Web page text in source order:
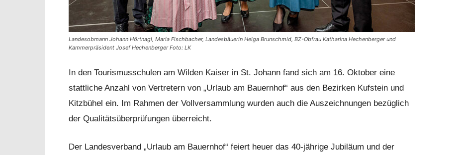
Landesobmann Johann Hörtnagl, Maria Fischbacher, Landesbäuerin Helga Brunschmid, BZ-Obfrau Katharina Hechenberger und
Kammerpräsident Josef Hechenberger Foto: LK
In den Tourismusschulen am Wilden Kaiser in St. Johann fand sich am 16. Oktober eine
stattliche Anzahl von Vertretern von „Urlaub am Bauernhof“ aus den Bezirken Kufstein und
Kitzbühel ein. Im Rahmen der Vollversammlung wurden auch die Auszeichnungen bezüglich
der Qualitätsüberprüfungen überreicht.
Der Landesverband „Urlaub am Bauernhof“ feiert heuer das 40-jährige Jubiläum und der